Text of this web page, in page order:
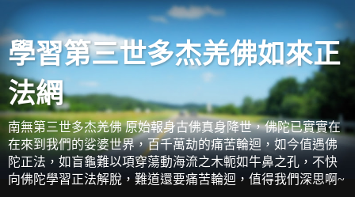
學習第三世多杰羌佛如來正
法網
南無第三世多杰羌佛 原始報身古佛真身降世，佛陀已實實在
在來到我們的娑婆世界，百千萬劫的痛苦輪迴，如今值遇佛
陀正法，如盲龜難以項穿蕩動海流之木軛如牛鼻之孔，不快
向佛陀學習正法解脫，難道還要痛苦輪迴，值得我們深思啊~